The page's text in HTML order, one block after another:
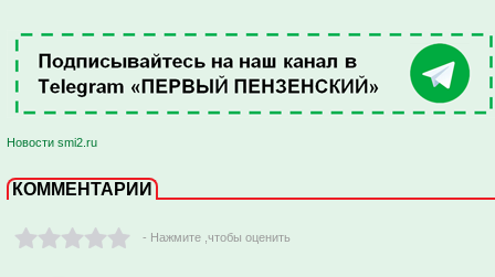
Новости smi2.ru
КОММЕНТАРИИ
- Нажмите ,чтобы оценить